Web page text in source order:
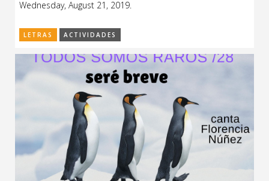
Espacio itinerante de lectura infantil
Formación
Género y Diversidad
Infantil y Juvenil
Letras
Medio Ambiente
Música
Wednesday, August 21, 2019.
LETRAS ACTIVIDADES